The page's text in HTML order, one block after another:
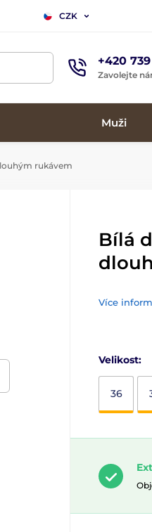
CZK
+420
Zavolejte
Muži
rukávem
Bílá
Více
Velikost:
36